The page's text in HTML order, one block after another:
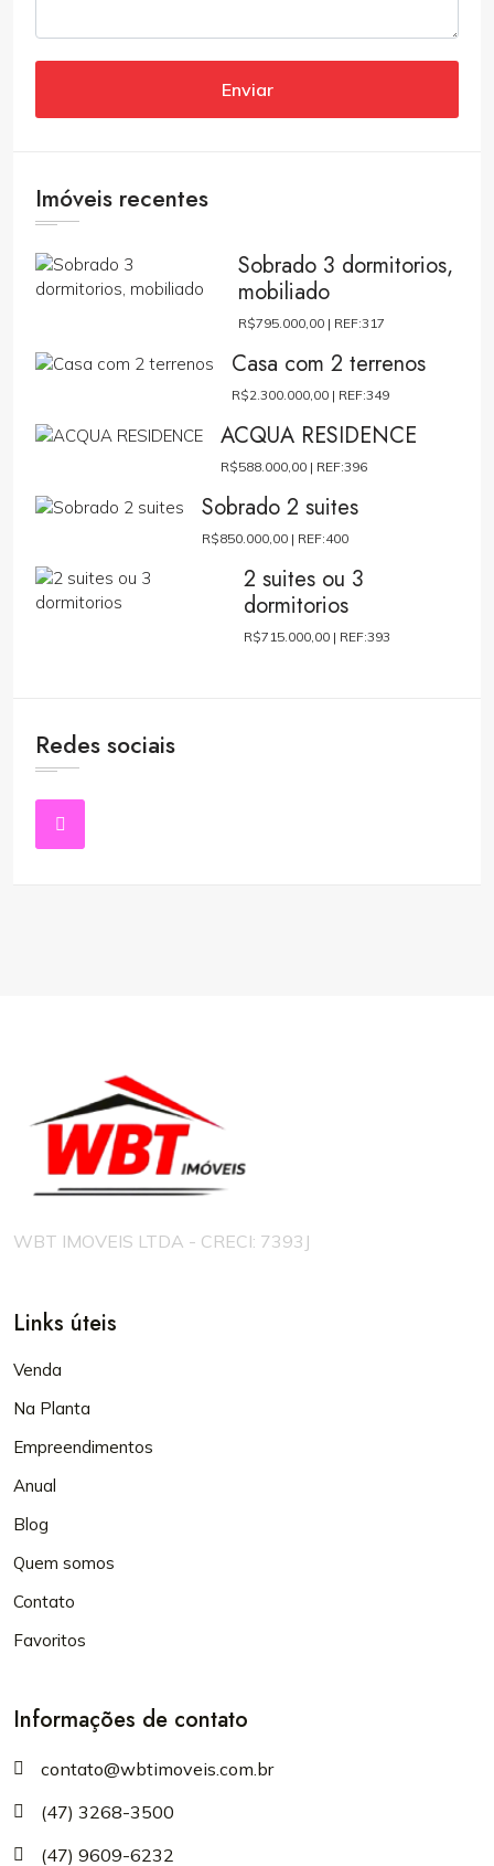
Enviar
Imóveis recentes
Sobrado 3 dormitorios,
mobiliado
R$795.000,00 | REF:317
Casa com 2 terrenos
R$2.300.000,00 | REF:349
ACQUA RESIDENCE
R$588.000,00 | REF:396
Sobrado 2 suites
R$850.000,00 | REF:400
2 suites ou 3
dormitorios
R$715.000,00 | REF:393
Redes sociais
WBT IMOVEIS LTDA - CRECI: 7393J
Links úteis
Venda
Na Planta
Empreendimentos
Anual
Blog
Quem somos
Contato
Favoritos
Informações de contato
contato@wbtimoveis.com.br
(47) 3268-3500
(47) 9609-6232